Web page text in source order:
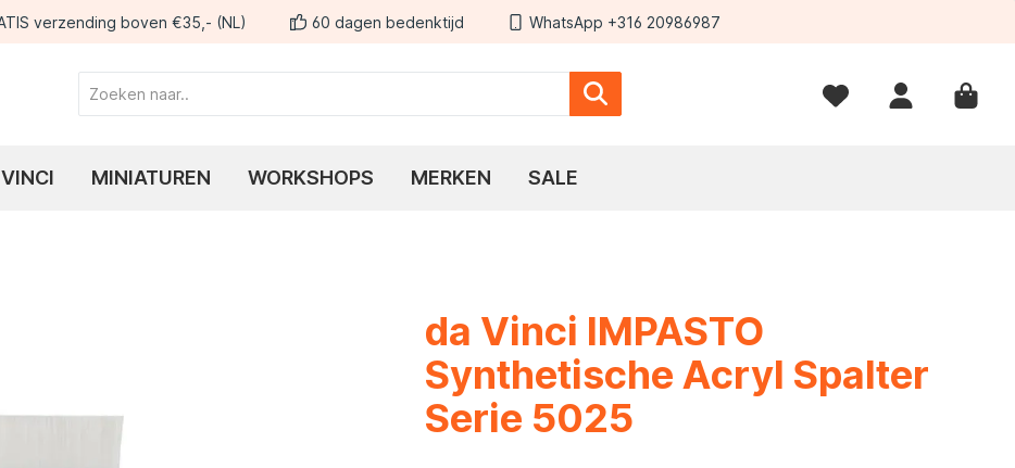
verzending boven €35,- (NL) 60 dagen bedenktijd WhatsApp +316 20986987
MINIATUREN WORKSHOPS MERKEN SALE
da Vinci IMPASTO
Synthetische Acryl Spalter
Serie 5025